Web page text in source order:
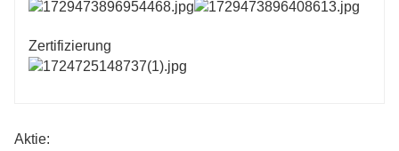
Zertifizierung
Aktie: